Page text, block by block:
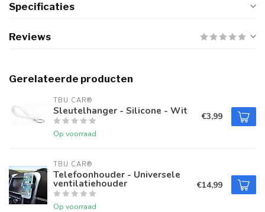
Specificaties
Reviews
Gerelateerde producten
TBU CAR®
Sleutelhanger - Silicone - Wit
Op voorraad
€3,99
TBU CAR®
Telefoonhouder - Universele
ventilatiehouder
Op voorraad
€14,99